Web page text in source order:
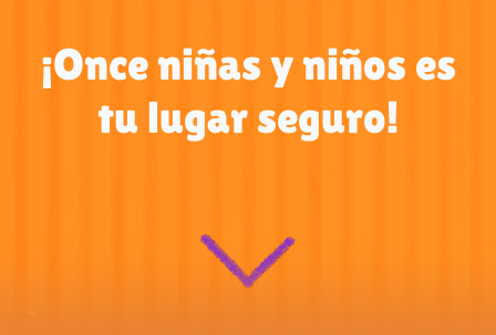
¡Once niñas y niños es
tu lugar seguro!